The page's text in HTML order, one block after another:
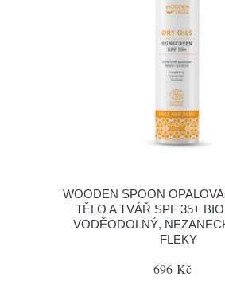
WOODEN SPOON
TĚLO A TVÁŘ SPF 35+
VODĚODOLNÝ,
FLEKY
696 Kč